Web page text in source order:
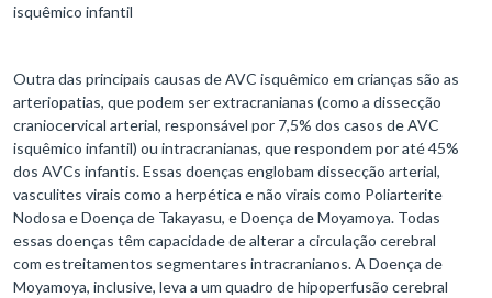
isquêmico infantil
Outra das principais causas de AVC isquêmico em crianças são as
arteriopatias, que podem ser extracranianas (como a dissecção
craniocervical arterial, responsável por 7,5% dos casos de AVC
isquêmico infantil) ou intracranianas, que respondem por até 45%
dos AVCs infantis. Essas doenças englobam dissecção arterial,
vasculites virais como a herpética e não virais como Poliarterite
Nodosa e Doença de Takayasu, e Doença de Moyamoya. Todas
essas doenças têm capacidade de alterar a circulação cerebral
com estreitamentos segmentares intracranianos. A Doença de
Moyamoya, inclusive, leva a um quadro de hipoperfusão cerebral